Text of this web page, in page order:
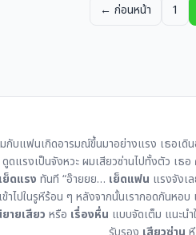
← ก่อนหน้า 1
กับแฟนเกิดอารมณ์ขึ้นมาอย่างแรง เธอเดิ
ดแรงเป็นจังหวะ ผมเสียวซ่านไปทั้งตัว เธอ
เย็ดแรง ทันที “อ๊ายยย… เย็ดแฟน แรงจังเ
าไปในรูหีร้อน ๆ หลังจากนั้นเรากอดกันห
ายเสียว หรือ เรื่องหื่น แบบจัดเต็ม แนะนำ